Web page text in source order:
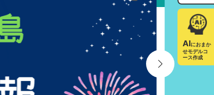
アクセス
AIにおまか
せモデルコ
ース作成